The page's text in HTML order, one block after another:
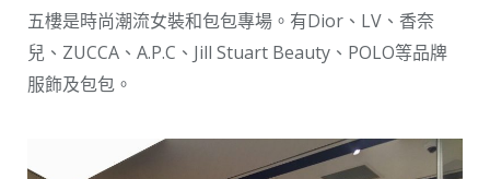
五樓是時尚潮流女裝和包包專場。有Dior、LV、香奈
兒、ZUCCA、A.P.C、Jill Stuart Beauty、POLO等品牌
服飾及包包。